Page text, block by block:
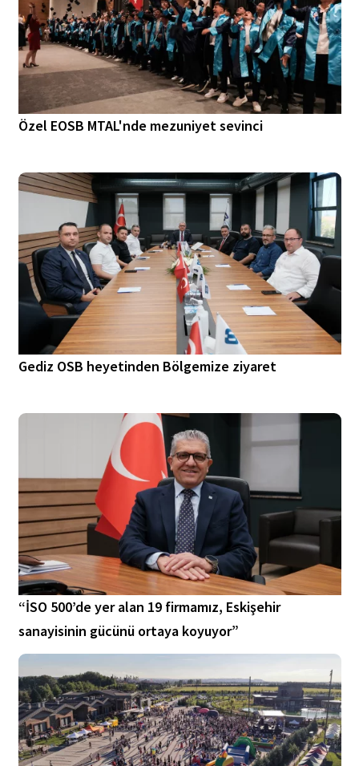
Özel EOSB MTAL'nde mezuniyet sevinci
Gediz OSB heyetinden Bölgemize ziyaret
“İSO 500’de yer alan 19 firmamız, Eskişehir
sanayisinin gücünü ortaya koyuyor”